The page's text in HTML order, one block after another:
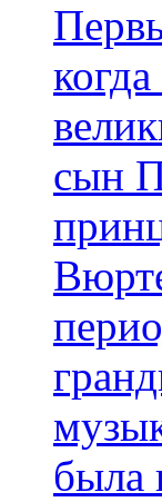
сын
была